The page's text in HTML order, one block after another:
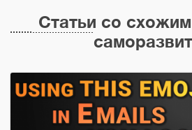
Статьи со